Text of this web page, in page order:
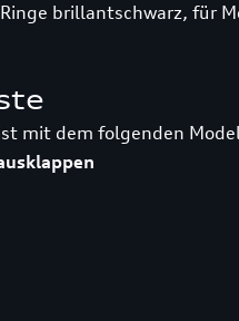
brillantschwarz, für
mit dem folgenden